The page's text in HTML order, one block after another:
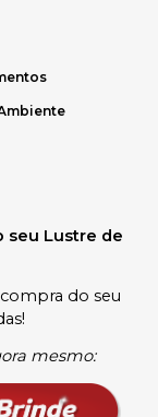
seu Lustre de
do seu
!
mesmo: